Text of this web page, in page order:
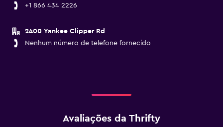
+1 866 434 2226
2400 Yankee Clipper Rd
Nenhum número de telefone fornecido
Avaliações da Thrifty